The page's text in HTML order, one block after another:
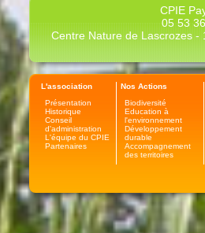
CPIE
05 53
Centre Nature de Lascrozes -
L'association
Présentation
Historique
Conseil
d'administration
L'équipe du CPIE
Partenaires
Nos Actions
Biodiversité
Education à
l'environnement
Développement
durable
Accompagnement
des territoires